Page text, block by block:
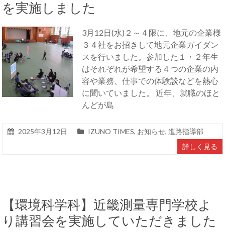
を実施しました
3月12日(水)２～４限に、地元の企業様
３４社をお招きして地元企業ガイダン
スを行いました。参加した１・２年生
はそれぞれが希望する４つの企業の内
容や業務、仕事での体験談などを熱心
に聞いていました。 近年、就職のほと
んどが島
2025年3月12日 IZUNO TIMES, お知らせ,進路指導部
詳しく見る
【環境科学科】近畿測量専門学校よ
り講習会を実施していただきました